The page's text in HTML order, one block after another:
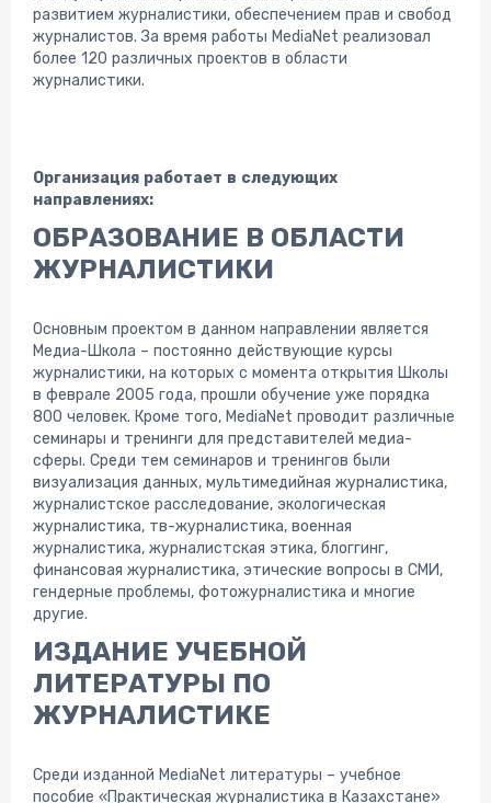
развитием журналистики, обеспечением прав и свобод
журналистов. За время работы MediaNet реализовал
более 120 различных проектов в области
журналистики.
Организация работает в следующих
направлениях:
ОБРАЗОВАНИЕ В ОБЛАСТИ
ЖУРНАЛИСТИКИ
Основным проектом в данном направлении является
Медиа-Школа – постоянно действующие курсы
журналистики, на которых с момента открытия Школы
в феврале 2005 года, прошли обучение уже порядка
800 человек. Кроме того, MediaNet проводит различные
семинары и тренинги для представителей медиа-
сферы. Среди тем семинаров и тренингов были
визуализация данных, мультимедийная журналистика,
журналистское расследование, экологическая
журналистика, тв-журналистика, военная
журналистика, журналистская этика, блоггинг,
финансовая журналистика, этические вопросы в СМИ,
гендерные проблемы, фотожурналистика и многие
другие.
ИЗДАНИЕ УЧЕБНОЙ
ЛИТЕРАТУРЫ ПО
ЖУРНАЛИСТИКЕ
Среди изданной MediaNet литературы – учебное
пособие «Практическая журналистика в Казахстане»